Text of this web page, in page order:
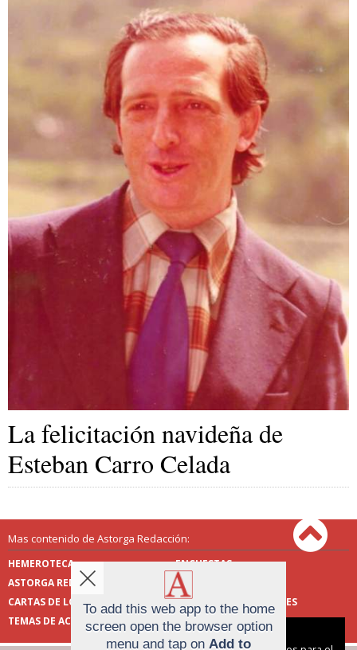
La felicitación navideña de
Esteban Carro Celada
Mas contenido de Astorga Redacción:
HEMEROTECA
ENCUESTAS
ASTORGA REDACCIÓN
PUBLICIDAD
CARTAS DE LOS LECTORES
FOTOS DE LOS LECTORES
TEMAS DE ACTUALIDAD
Aviso sobre el Uso de cookies:
To add this web app to the home
screen open the browser option
menu and tap on Add to